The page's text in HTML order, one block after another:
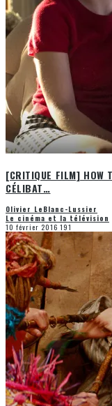
[CRITIQUE FILM] HOW
CÉLIBAT…
Olivier LeBlanc-Lussier
Le cinéma et la télévision
10 février 2016 191